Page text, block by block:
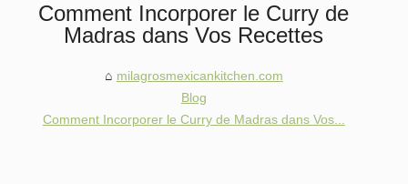
Comment Incorporer le Curry de
Madras dans Vos Recettes
milagrosmexicankitchen.com
Blog
Comment Incorporer le Curry de Madras dans Vos...